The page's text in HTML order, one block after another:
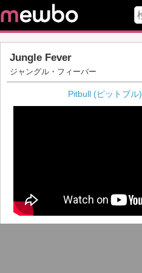
Jungle Fever
ジャングル・フィーバー
Pitbull (ピットブル)